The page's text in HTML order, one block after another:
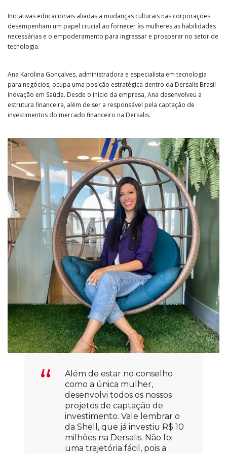
Iniciativas educacionais aliadas a mudanças culturais nas corporações
desempenham um papel crucial ao fornecer às mulheres as habilidades
necessárias e o empoderamento para ingressar e prosperar no setor de
tecnologia.
Ana Karolina Gonçalves, administradora e especialista em tecnologia
para negócios, ocupa uma posição estratégica dentro da Dersalis Brasil
Inovação em Saúde. Desde o início da empresa, Ana desenvolveu a
estrutura financeira, além de ser a responsável pela captação de
investimentos do mercado financeiro na Dersalis.
Além de estar no conselho
como a única mulher,
desenvolvi todos os nossos
projetos de captação de
investimento. Vale lembrar o
da Shell, que já investiu R$ 10
milhões na Dersalis. Não foi
uma trajetória fácil, pois a